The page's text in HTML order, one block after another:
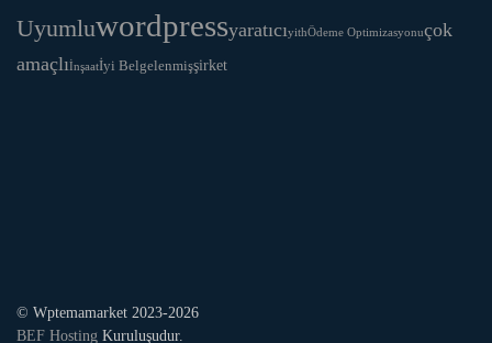
UyumluwordpressyaratıcıyithÖdeme Optimizasyonuçok
amaçlıİnşaatİyi Belgelenmişşirket
© Wptemamarket 2023-2026
BEF Hosting Kuruluşudur.